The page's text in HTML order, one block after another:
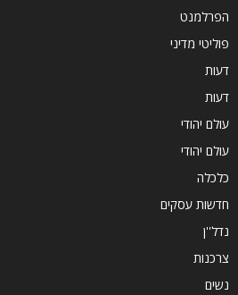
הפרלמנט
פוליטי מדיני
דעות
דעות
עולם יהודי
עולם יהודי
כלכלה
חדשות עסקים
נדל''ן
צרכנות
נשים